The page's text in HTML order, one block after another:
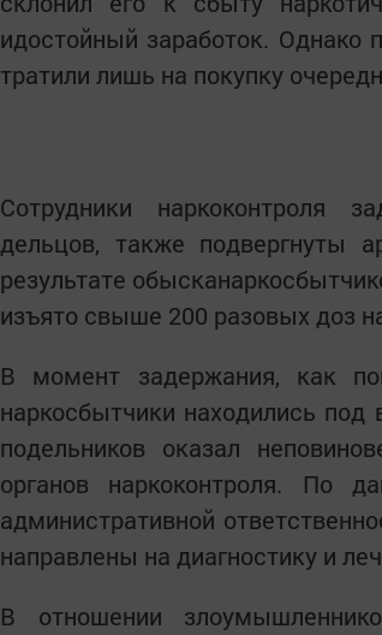
идостойный заработок. Однако
тратили лишь на покупку
Сотрудники наркоконтроля
дельцов, также подвергнуты
результате
изъято свыше 200 разовых доз
В момент задержания, как
наркосбытчики находились под
подельников оказал
органов наркоконтроля. По
административной
направлены на диагностику и
В отношении